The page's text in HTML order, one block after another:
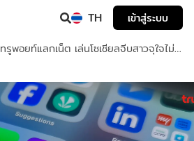
TH
เข้าสู่ระบบ
ทรูพอยท์แลกเน็ต เล่นโซเชียลจีบสาวจุใจไม่